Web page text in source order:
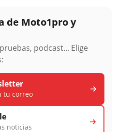
de Moto1pro y
podcast... Elige
tu correo
noticias